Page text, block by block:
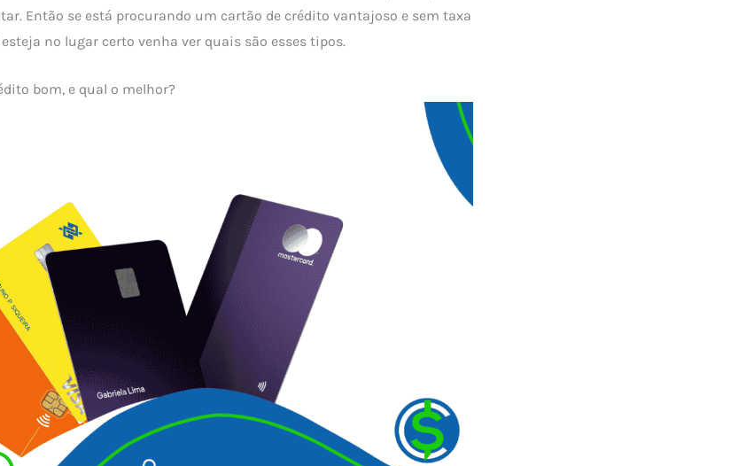
Então se está procurando um cartão de crédito vantajoso e sem taxa
no lugar certo venha ver quais são esses tipos.
bom, e qual o melhor?